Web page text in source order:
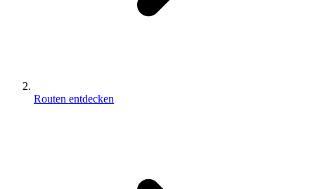
Routen entdecken